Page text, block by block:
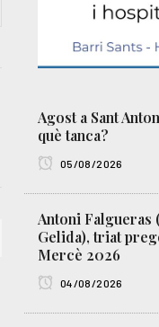
Agost a Sant
què tanca?
05/08/2026
Antoni Falgueras
Gelida), triat
Mercè 2026
04/08/2026